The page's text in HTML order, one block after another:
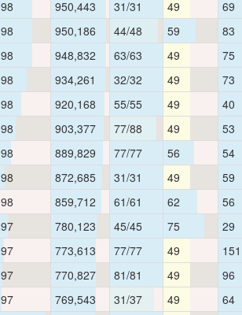
98 950,443 31/31 49 69
98 950,186 44/48 59 83
98 948,832 63/63 49 75
98 934,261 32/32 49 73
98 920,168 55/55 49 40
98 903,377 77/88 49 53
98 889,829 77/77 56 54
98 872,685 31/31 49 59
98 859,712 61/61 62 56
97 780,123 45/45 75 29
97 773,613 77/77 49 151
97 770,827 81/81 49 96
97 769,543 31/37 49 64